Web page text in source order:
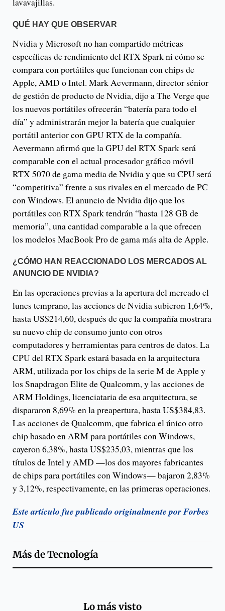
QUÉ HAY QUE OBSERVAR
Nvidia y Microsoft no han compartido métricas
específicas de rendimiento del RTX Spark ni cómo se
compara con portátiles que funcionan con chips de
Apple, AMD o Intel. Mark Aevermann, director sénior
de gestión de producto de Nvidia, dijo a The Verge que
los nuevos portátiles ofrecerán “batería para todo el
día” y administrarán mejor la batería que cualquier
portátil anterior con GPU RTX de la compañía.
Aevermann afirmó que la GPU del RTX Spark será
comparable con el actual procesador gráfico móvil
RTX 5070 de gama media de Nvidia y que su CPU será
“competitiva” frente a sus rivales en el mercado de PC
con Windows. El anuncio de Nvidia dijo que los
portátiles con RTX Spark tendrán “hasta 128 GB de
memoria”, una cantidad comparable a la que ofrecen
los modelos MacBook Pro de gama más alta de Apple.
¿CÓMO HAN REACCIONADO LOS MERCADOS AL
ANUNCIO DE NVIDIA?
En las operaciones previas a la apertura del mercado el
lunes temprano, las acciones de Nvidia subieron 1,64%,
hasta US$214,60, después de que la compañía mostrara
su nuevo chip de consumo junto con otros
computadores y herramientas para centros de datos. La
CPU del RTX Spark estará basada en la arquitectura
ARM, utilizada por los chips de la serie M de Apple y
los Snapdragon Elite de Qualcomm, y las acciones de
ARM Holdings, licenciataria de esa arquitectura, se
dispararon 8,69% en la preapertura, hasta US$384,83.
Las acciones de Qualcomm, que fabrica el único otro
chip basado en ARM para portátiles con Windows,
cayeron 6,38%, hasta US$235,03, mientras que los
títulos de Intel y AMD —los dos mayores fabricantes
de chips para portátiles con Windows— bajaron 2,83%
y 3,12%, respectivamente, en las primeras operaciones.
Este artículo fue publicado originalmente por Forbes
US
Más deTecnología
Lo más visto